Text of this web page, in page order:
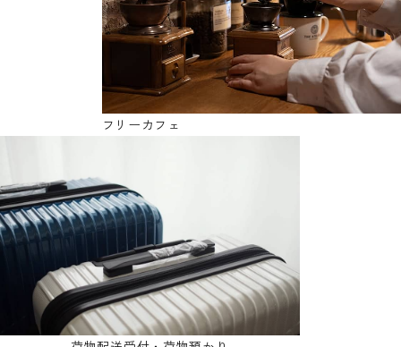
フリーカフェ